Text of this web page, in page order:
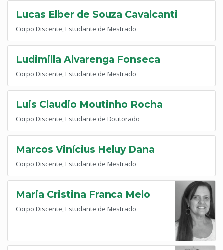
Lucas Elber de Souza Cavalcanti
Corpo Discente, Estudante de Mestrado
Ludimilla Alvarenga Fonseca
Corpo Discente, Estudante de Mestrado
Luis Claudio Moutinho Rocha
Corpo Discente, Estudante de Doutorado
Marcos Vinícius Heluy Dana
Corpo Discente, Estudante de Mestrado
Maria Cristina Franca Melo
Corpo Discente, Estudante de Mestrado